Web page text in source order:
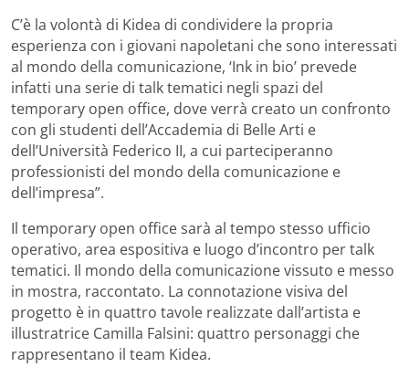
C’è la volontà di Kidea di condividere la propria
esperienza con i giovani napoletani che sono interessati
al mondo della comunicazione, ‘Ink in bio’ prevede
infatti una serie di talk tematici negli spazi del
temporary open office, dove verrà creato un confronto
con gli studenti dell’Accademia di Belle Arti e
dell’Università Federico II, a cui parteciperanno
professionisti del mondo della comunicazione e
dell’impresa”.
Il temporary open office sarà al tempo stesso ufficio
operativo, area espositiva e luogo d’incontro per talk
tematici. Il mondo della comunicazione vissuto e messo
in mostra, raccontato. La connotazione visiva del
progetto è in quattro tavole realizzate dall’artista e
illustratrice Camilla Falsini: quattro personaggi che
rappresentano il team Kidea.